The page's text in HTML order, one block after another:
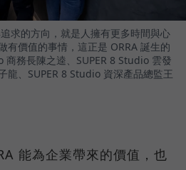
求的方向，就是人擁有更多時間與心
有價值的事情，這正是 ORRA 誕生的
商務長陳之逵、SUPER 8 Studio 雲發
龍、SUPER 8 Studio 資深產品總監王
能為企業帶來的價值，也